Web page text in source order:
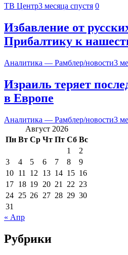
ТВ Центр3 месяца спустя 0
Избавление от
Прибалтику к
Аналитика — Рамблер/новости3
Израиль теряет
в Европе
Аналитика — Рамблер/новости3
Август 2026
Пн Вт Ср Чт Пт Сб Вс
1
2
3
4 5 6 7 8
9
10 11 12 13 14 15 16
17 18 19 20 21 22 23
24 25 26 27 28 29 30
31
« Апр
Рубрики